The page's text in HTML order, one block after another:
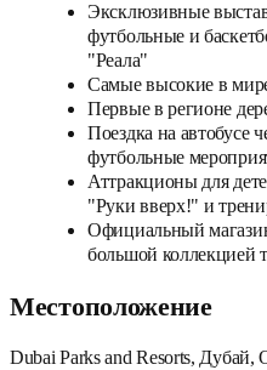
Эксклюзивные
футбольные и
"Реала"
Самые высокие в
Первые в регионе
Поездка на автобусе
футбольные
Аттракционы для
"Руки вверх!" и
Официальный
большой коллекцией
Местоположение
Dubai Parks and Resorts,